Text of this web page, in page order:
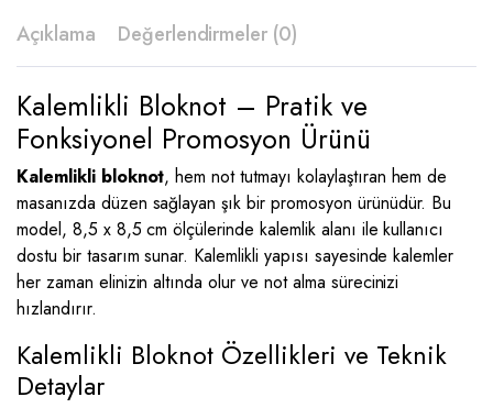
Açıklama Değerlendirmeler (0)
Kalemlikli Bloknot – Pratik ve
Fonksiyonel Promosyon Ürünü
Kalemlikli bloknot, hem not tutmayı kolaylaştıran hem de
masanızda düzen sağlayan şık bir promosyon ürünüdür. Bu
model, 8,5 x 8,5 cm ölçülerinde kalemlik alanı ile kullanıcı
dostu bir tasarım sunar. Kalemlikli yapısı sayesinde kalemler
her zaman elinizin altında olur ve not alma sürecinizi
hızlandırır.
Kalemlikli Bloknot Özellikleri ve Teknik
Detaylar